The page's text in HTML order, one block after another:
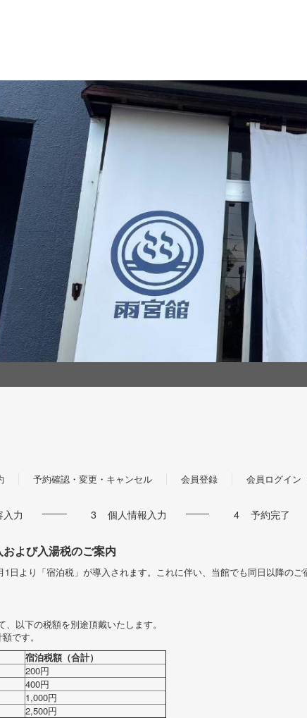
予約確認・変更・キャンセル 会員登録 会員ログイン
力 3 個人情報入力 4 予約完了
および入湯税のご案内
日より「宿泊税」が導入されます。これに伴い、当館でも同日以降の
以下の税額を別途頂戴いたします。
です。
宿泊税額（合計）
200円
400円
1,000円
2,500円